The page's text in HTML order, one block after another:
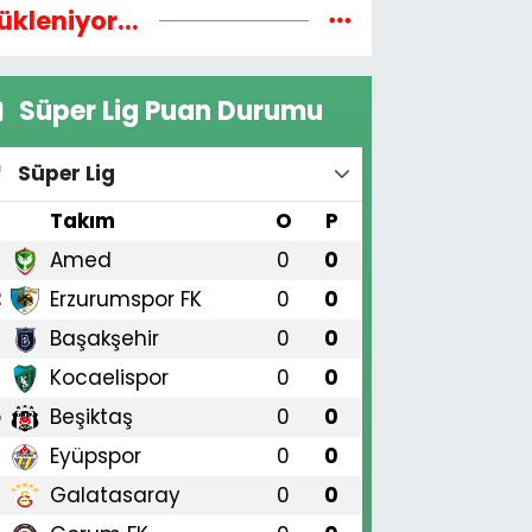
Süper Lig Puan Durumu
Süper Lig
Takım O P
Amed 0 0
Erzurumspor FK 0 0
Başakşehir 0 0
Kocaelispor 0 0
Beşiktaş 0 0
Eyüpspor 0 0
Galatasaray 0 0